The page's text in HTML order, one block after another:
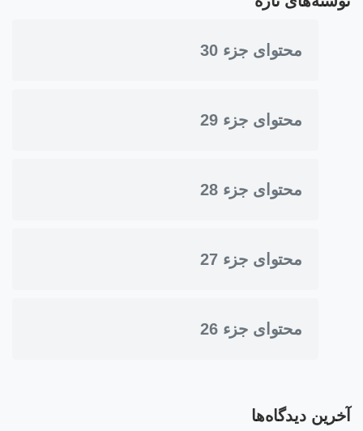
محتوای جزء 30
محتوای جزء 29
محتوای جزء 28
محتوای جزء 27
محتوای جزء 26
آخرین دیدگاه‌ها